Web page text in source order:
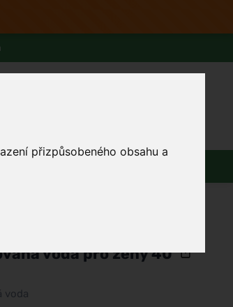
přizpůsobeného obsahu a
voda pro ženy 40
voda